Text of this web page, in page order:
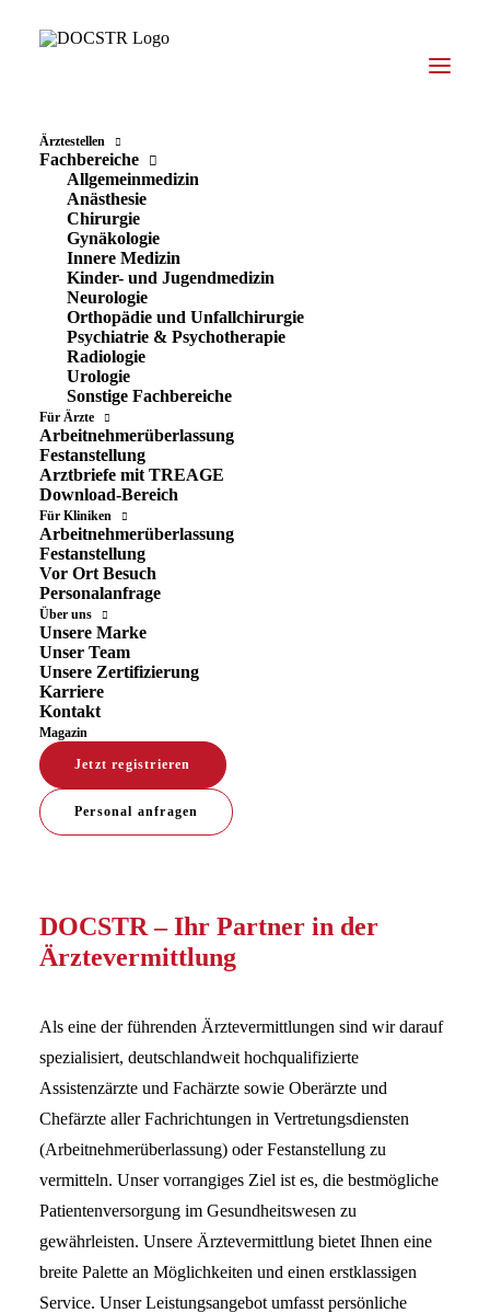
Ärztestellen
Fachbereiche
Allgemeinmedizin
Anästhesie
Chirurgie
Gynäkologie
Innere Medizin
Kinder- und Jugendmedizin
Neurologie
Orthopädie und Unfallchirurgie
Psychiatrie & Psychotherapie
Radiologie
Urologie
Sonstige Fachbereiche
Für Ärzte
Arbeitnehmerüberlassung
Festanstellung
Arztbriefe mit TREAGE
Download-Bereich
Für Kliniken
Arbeitnehmerüberlassung
Festanstellung
Vor Ort Besuch
Personalanfrage
Über uns
Unsere Marke
Unser Team
Unsere Zertifizierung
Karriere
Kontakt
Magazin
Jetzt registrieren
Personal anfragen
DOCSTR
Ärztevermittlung
DEUTSCHLANDWEIT
UNTER DEN TOP 3
Jetzt als Arzt registrieren
Jetzt Personal anfragen
DOCSTR – Ihr Partner in der
Ärztevermittlung
Als eine der führenden Ärztevermittlungen sind wir darauf
spezialisiert, deutschlandweit hochqualifizierte
Assistenzärzte und Fachärzte sowie Oberärzte und
Chefärzte aller Fachrichtungen in Vertretungsdiensten
(Arbeitnehmerüberlassung) oder Festanstellung zu
vermitteln. Unser vorrangiges Ziel ist es, die bestmögliche
Patientenversorgung im Gesundheitswesen zu
gewährleisten. Unsere Ärztevermittlung bietet Ihnen eine
breite Palette an Möglichkeiten und einen erstklassigen
Service. Unser Leistungsangebot umfasst persönliche